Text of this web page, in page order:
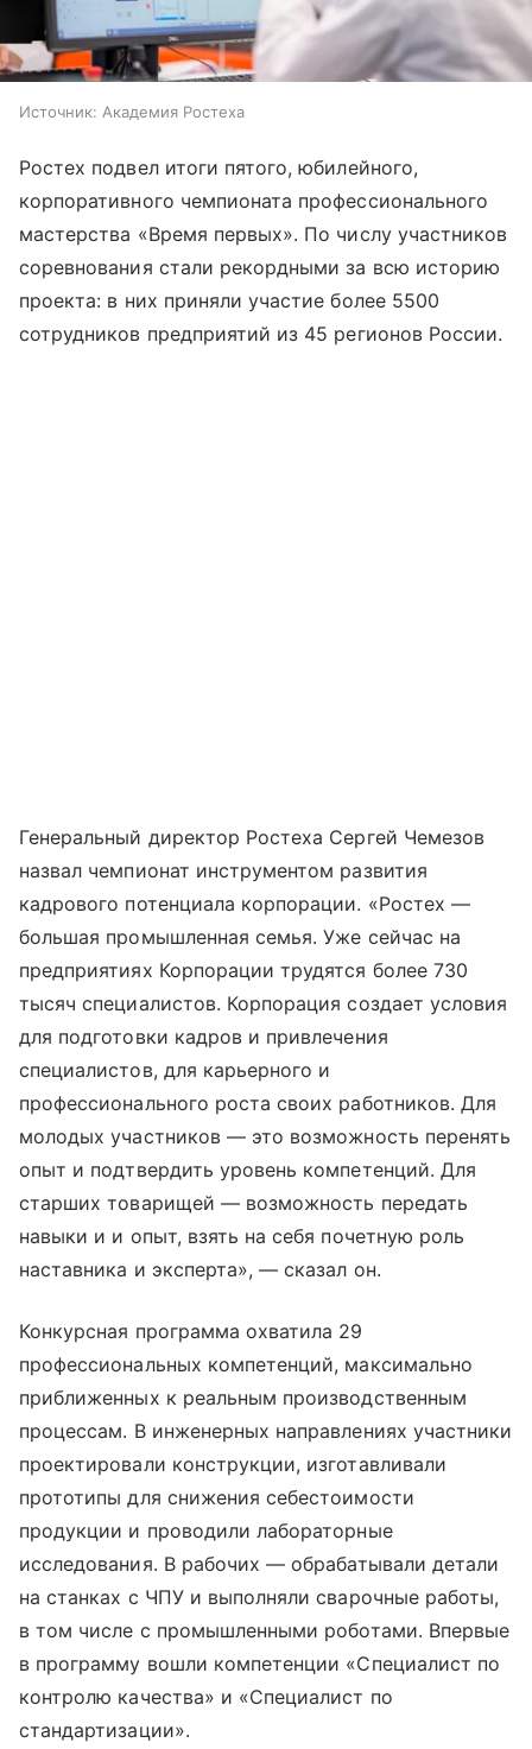
Источник: Академия Ростеха
Ростех подвел итоги пятого, юбилейного,
корпоративного чемпионата профессионального
мастерства «Время первых». По числу участников
соревнования стали рекордными за всю историю
проекта: в них приняли участие более 5500
сотрудников предприятий из 45 регионов России.
Генеральный директор Ростеха Сергей Чемезов
назвал чемпионат инструментом развития
кадрового потенциала корпорации. «Ростех —
большая промышленная семья. Уже сейчас на
предприятиях Корпорации трудятся более 730
тысяч специалистов. Корпорация создает условия
для подготовки кадров и привлечения
специалистов, для карьерного и
профессионального роста своих работников. Для
молодых участников — это возможность перенять
опыт и подтвердить уровень компетенций. Для
старших товарищей — возможность передать
навыки и и опыт, взять на себя почетную роль
наставника и эксперта», — сказал он.
Конкурсная программа охватила 29
профессиональных компетенций, максимально
приближенных к реальным производственным
процессам. В инженерных направлениях участники
проектировали конструкции, изготавливали
прототипы для снижения себестоимости
продукции и проводили лабораторные
исследования. В рабочих — обрабатывали детали
на станках с ЧПУ и выполняли сварочные работы,
в том числе с промышленными роботами. Впервые
в программу вошли компетенции «Специалист по
контролю качества» и «Специалист по
стандартизации».